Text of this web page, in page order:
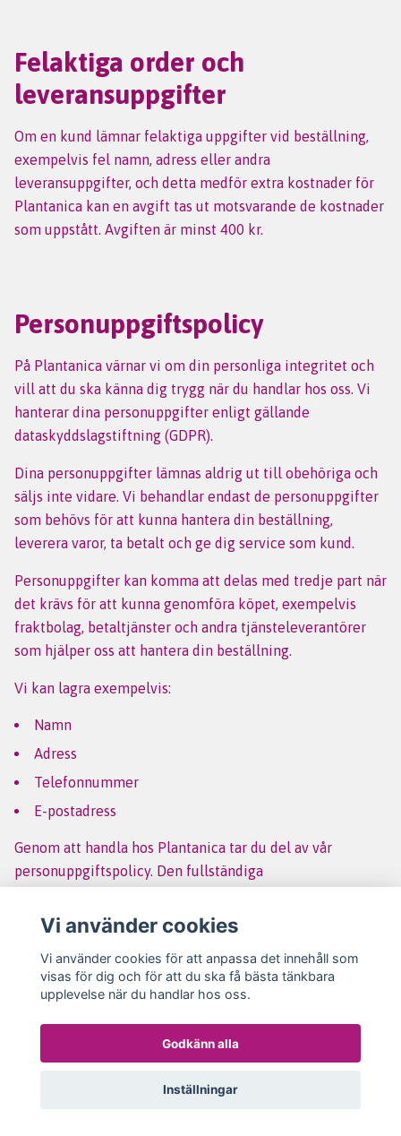
Felaktiga order och
leveransuppgifter
Om en kund lämnar felaktiga uppgifter vid beställning,
exempelvis fel namn, adress eller andra
leveransuppgifter, och detta medför extra kostnader för
Plantanica kan en avgift tas ut motsvarande de kostnader
som uppstått. Avgiften är minst 400 kr.
Personuppgiftspolicy
På Plantanica värnar vi om din personliga integritet och
vill att du ska känna dig trygg när du handlar hos oss. Vi
hanterar dina personuppgifter enligt gällande
dataskyddslagstiftning (GDPR).
Dina personuppgifter lämnas aldrig ut till obehöriga och
säljs inte vidare. Vi behandlar endast de personuppgifter
som behövs för att kunna hantera din beställning,
leverera varor, ta betalt och ge dig service som kund.
Personuppgifter kan komma att delas med tredje part när
det krävs för att kunna genomföra köpet, exempelvis
fraktbolag, betaltjänster och andra tjänsteleverantörer
som hjälper oss att hantera din beställning.
Vi kan lagra exempelvis:
Namn
Adress
Telefonnummer
E-postadress
Genom att handla hos Plantanica tar du del av vår
personuppgiftspolicy. Den fullständiga
Personuppgiftspolicy
Begagnade varor
Begagnade varor säljs i använt bruksskick och det kan
skador och tydligare slitage fotograferas och beskrivs i
Vi använder cookies
Vi använder cookies för att anpassa det innehåll som
visas för dig och för att du ska få bästa tänkbara
upplevelse när du handlar hos oss.
Godkänn alla
Inställningar